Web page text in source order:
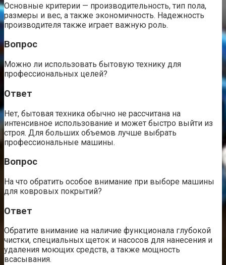
Основные критерии — производительность, тип пола,
размеры и вес, а также экономичность. Надежность
производителя также играет важную роль.
Вопрос
Можно ли использовать бытовую технику для
профессиональных целей?
Ответ
Нет, бытовая техника обычно не рассчитана на
интенсивное использование и может быстро выйти из
строя. Для больших объемов лучше выбрать
профессиональные машины.
Вопрос
На что обратить особое внимание при выборе машины
для ковровых покрытий?
Ответ
Обратите внимание на наличие функционала глубокой
чистки, специальных щеток и насосов для нанесения и
удаления моющих средств, а также мощность
всасывания.